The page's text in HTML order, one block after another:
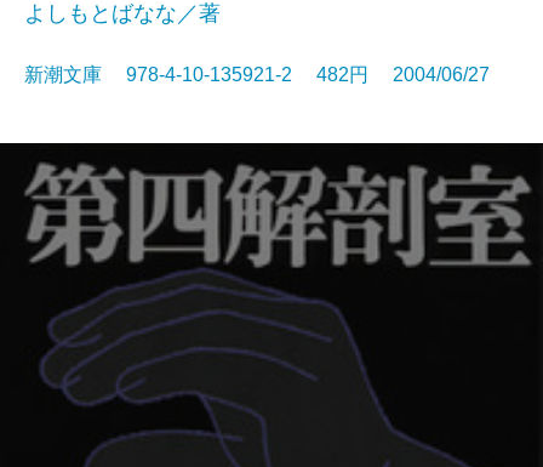
よしもとばなな／著
新潮文庫 978-4-10-135921-2 482円 2004/06/27